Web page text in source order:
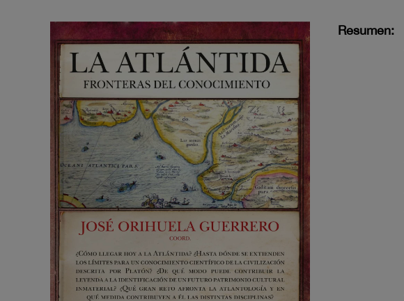
Resumen: